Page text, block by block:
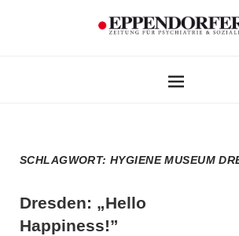
SCHLAGWORT:HYGIENE MUSEUM
Dresden: „Hello
Happiness!”